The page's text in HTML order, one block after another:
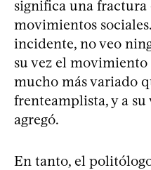
significa una
movimientos
incidente, no veo
su vez el
mucho más variado
frenteamplista, y a su
agregó.
En tanto, el